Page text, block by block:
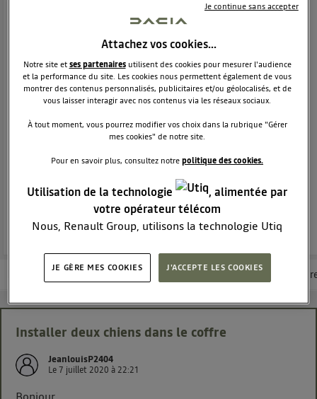
DACIA DUSTER
SUV DACIA
38289membres
Dacia Duster - L'authentique SUV
REJOINDRE
Les questions de la communauté Les articles Consultez la
Installer deux chiens dans le coffre
JeanlouisP2404
Le7 juillet 2020 à22:21
Attachez vos cookies…
Notre site etses partenairesutilisent des cookies pour mesurer l'audience
et la performance du site. Les cookies nous permettent également de vous
montrer des contenus personnalisés, publicitaires et/ou géolocalisés, et de
vous laisser interagir avec nos contenus via les réseaux sociaux.
À tout moment, vous pourrez modifier vos choix dans la rubrique "Gérer
mes cookies" de notre site.
Pour en savoir plus, consultez notrepolitique des cookies.
Utilisation de la technologie
, alimentée par
votre opérateur télécom
Nous, Renault Group, utilisons la technologie Utiq
cette notice de consentement) et liées à votre
télécom participantet que vous consentez sur
chaque site).
de vos données personnelles en vous offrant choix et
contrôle.
Elle utilise un identifiant créé par votre opérateur
JE GÈRE MES COOKIES J'ACCEPTE LES COOKIES
Je continue sans accepter